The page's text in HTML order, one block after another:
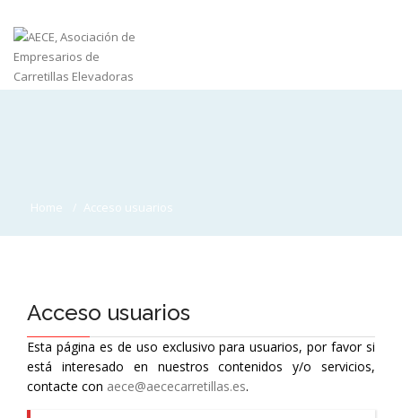
Home Acceso usuarios
Acceso usuarios
Esta página es de uso exclusivo para usuarios, por favor si
está interesado en nuestros contenidos y/o servicios,
contacte con aece@aececarretillas.es.